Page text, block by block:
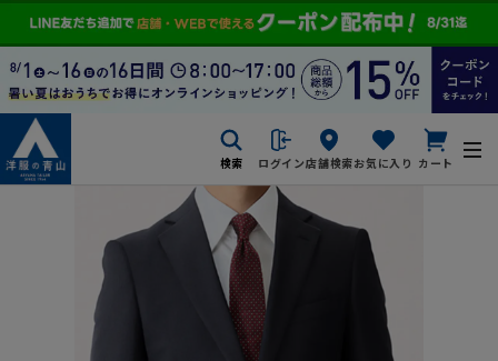
検索 ログイン店舗検索お気に入り カート